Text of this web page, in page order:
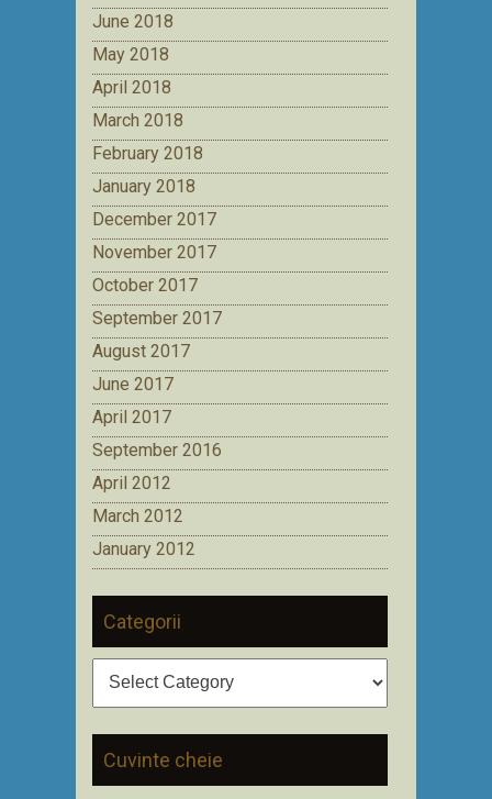
June 2018
May 2018
April 2018
March 2018
February 2018
January 2018
December 2017
November 2017
October 2017
September 2017
August 2017
June 2017
April 2017
September 2016
April 2012
March 2012
January 2012
Categorii
Cuvinte cheie